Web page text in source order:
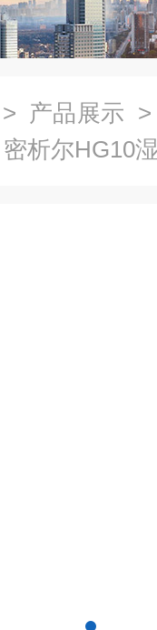
> 产品展示
析尔HG10